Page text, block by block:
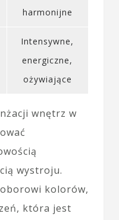
harmonijne
Intensywne,
energiczne,
ożywiające
wnętrz w
wystroju.
kolorów,
która jest